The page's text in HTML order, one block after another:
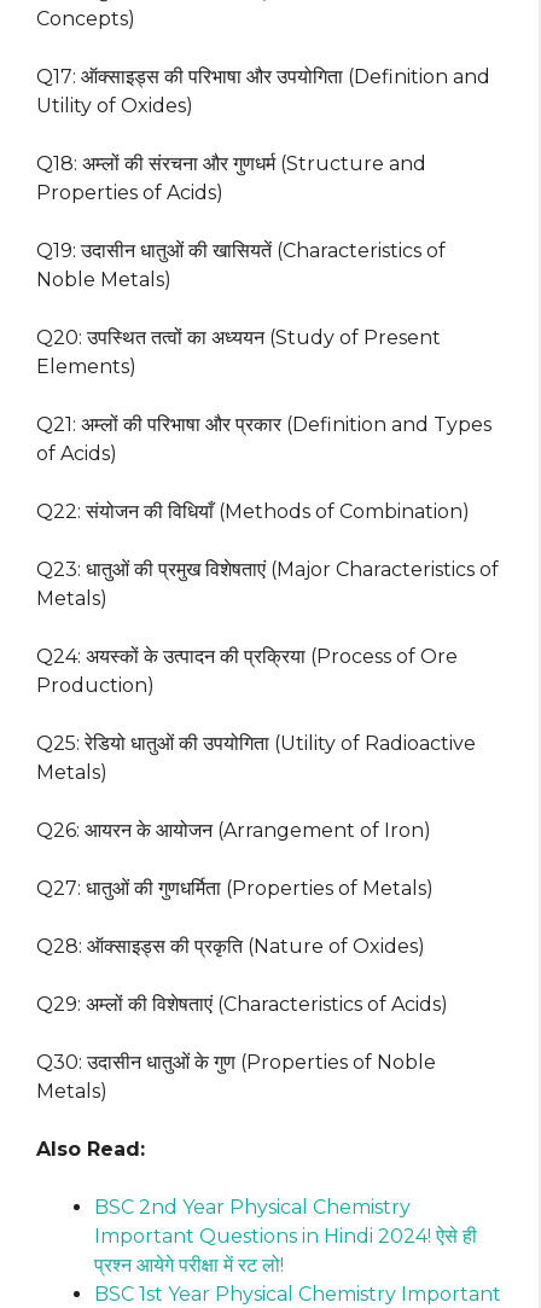
Concepts)
Q17: ऑक्साइड्स की परिभाषा और उपयोगिता (Definition and
Utility of Oxides)
Q18: अम्लों की संरचना और गुणधर्म (Structure and
Properties of Acids)
Q19: उदासीन धातुओं की खासियतें (Characteristics of
Noble Metals)
Q20: उपस्थित तत्वों का अध्ययन (Study of Present
Elements)
Q21: अम्लों की परिभाषा और प्रकार (Definition and Types
of Acids)
Q22: संयोजन की विधियाँ (Methods of Combination)
Q23: धातुओं की प्रमुख विशेषताएं (Major Characteristics of
Metals)
Q24: अयस्कों के उत्पादन की प्रक्रिया (Process of Ore
Production)
Q25: रेडियो धातुओं की उपयोगिता (Utility of Radioactive
Metals)
Q26: आयरन के आयोजन (Arrangement of Iron)
Q27: धातुओं की गुणधर्मिता (Properties of Metals)
Q28: ऑक्साइड्स की प्रकृति (Nature of Oxides)
Q29: अम्लों की विशेषताएं (Characteristics of Acids)
Q30: उदासीन धातुओं के गुण (Properties of Noble
Metals)
Also Read:
BSC 2nd Year Physical Chemistry
Important Questions in Hindi 2024! ऐसे ही
प्रश्न आयेगे परीक्षा में रट लो!
BSC 1st Year Physical Chemistry Important